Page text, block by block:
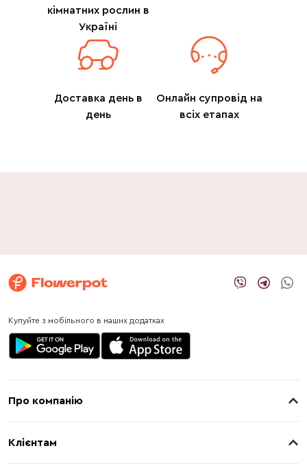
кімнатних рослин в
Україні
Доставка день в
день
Онлайн супровід на
всіх етапах
Купуйте з мобільного в наших додатках
Про компанію
Клієнтам